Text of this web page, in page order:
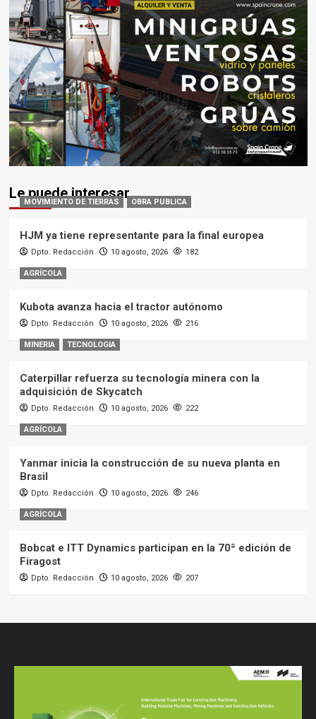
Le puede interesar
MOVIMIENTO DE TIERRAS OBRA PUBLICA
HJM ya tiene representante para la final europea
Dpto. Redacción 10 agosto, 2026 182
AGRÍCOLA
Kubota avanza hacia el tractor autónomo
Dpto. Redacción 10 agosto, 2026 216
MINERIA TECNOLOGIA
Caterpillar refuerza su tecnología minera con la
adquisición de Skycatch
Dpto. Redacción 10 agosto, 2026 222
AGRÍCOLA
Yanmar inicia la construcción de su nueva planta en
Brasil
Dpto. Redacción 10 agosto, 2026 246
AGRÍCOLA
Bobcat e ITT Dynamics participan en la 70ª edición de
Firagost
Dpto. Redacción 10 agosto, 2026 207